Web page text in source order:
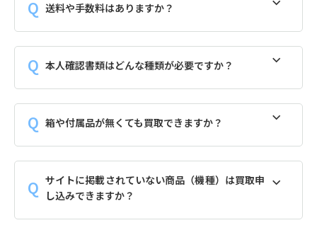
送料や手数料はありますか？
本人確認書類はどんな種類が必要ですか？
箱や付属品が無くても買取できますか？
サイトに掲載されていない商品（機種）は買取申
し込みできますか？